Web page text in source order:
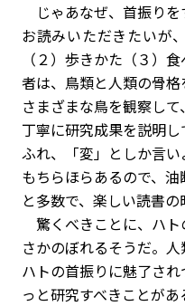
じゃあなぜ、首振りを
お読みいただきたいが
（２）歩きかた（３）
者は、鳥類と人類の骨
さまざまな鳥を観察し
丁寧に研究成果を説明
ふれ、「変」としか言
もちらほらあるので、
と多数で、楽しい読書の
驚くべきことに、ハ
さかのぼれるそうだ。人
ハトの首振りに魅了さ
っと研究すべきことが